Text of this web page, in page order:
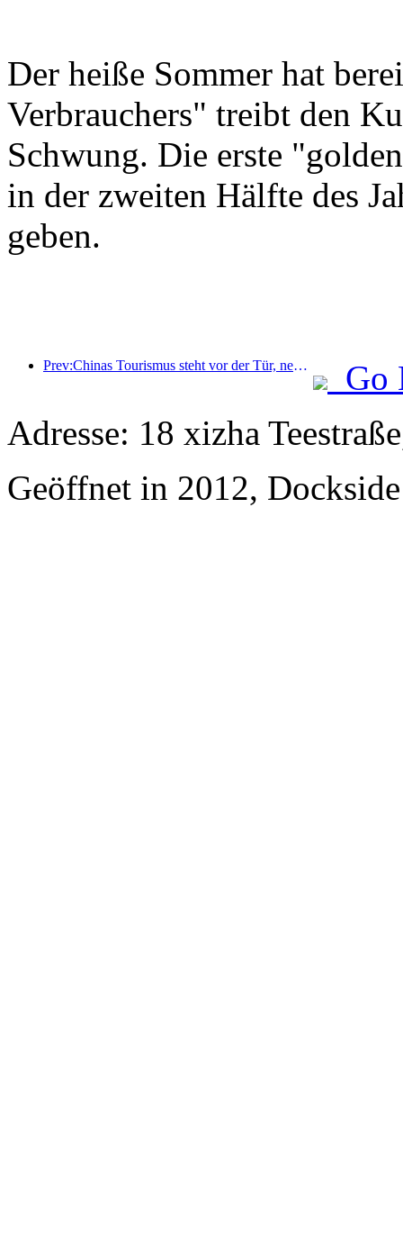
Der heiße Sommer hat
Verbrauchers" treibt den
Schwung. Die erste
in der zweiten Hälfte des
geben.
Prev:Chinas Tourismus steht vor der Tür, neue Formate werden zur Hauptkraft
Go
Adresse: 18 xizha
Geöffnet in 2012,